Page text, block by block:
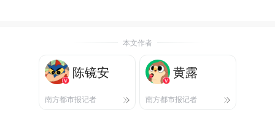
本文作者
陈镜安
南方都市报记者
黄露
南方都市报记者